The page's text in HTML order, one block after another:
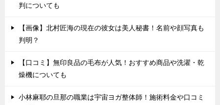
判についても
【画像】北村匠海の現在の彼女は美人秘書！名前や顔写真も
判明？
【口コミ】無印良品の毛布が人気！おすすめ商品や洗濯・乾
燥機についても
小林麻耶の旦那の職業は宇宙ヨガ整体師！施術料金や口コミ